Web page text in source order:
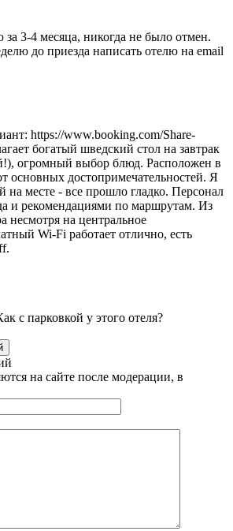
3-4 месяца, никогда не было отмен.
до приезда написать отелю на email
https://www.booking.com/Share-
богатый шведский стол на завтрак
огромный выбор блюд. Расположен в
основных достопримечательностей. Я
на месте - все прошло гладко. Персонал
и рекомендациями по маршрутам. Из
несмотря на центральное
Wi-Fi работает отлично, есть
с парковкой у этого отеля?
на сайте после модерации, в